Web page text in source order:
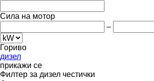
Сила на мотор
–
Гориво
дизел
прикажи се
Филтер за дизел честички